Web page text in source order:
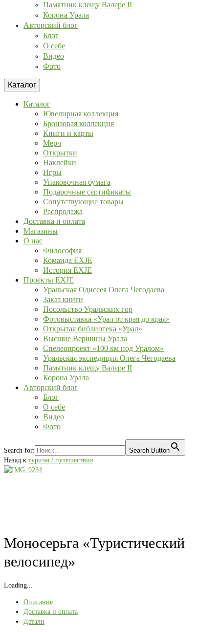
Памятник клещу Валере II
Корона Урала
Авторский блог
Блог
О себе
Видео
Фото
Каталог
Каталог
Ювелирная коллекция
Бронзовая коллекция
Книги и карты
Мерч
Открытки
Наклейки
Игры
Упаковочная бумага
Подарочные сертификаты
Сопутствующие товары
Распродажа
Доставка и оплата
Магазины
О нас
Философия
Команда EXJE
История EXJE
Проекты EXJE
Уральская Одиссея Олега Чегодаева
Заказ книги
Посольство Уральских гор
Фотовыставка «Урал от края до края»
Открытая библиотека «Урал»
Высшие Вершины Урала
Спелеопроект «100 км под Уралом»
Уральская экспедиция Олега Чегодаева
Памятник клещу Валере II
Корона Урала
Авторский блог
Блог
О себе
Видео
Фото
Search for:
Search Button
Назад к туризм / путешествия
Моносерьга «Туристический
велосипед»
Loading...
Описание
Доставка и оплата
Детали